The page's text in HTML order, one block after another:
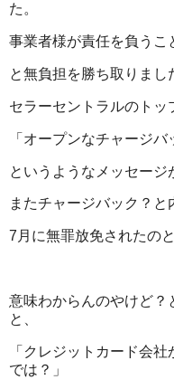
た。
事業者様が責任を負うこ
と無負担を勝ち取りまし
セラーセントラルのトッ
「オープンなチャージバ
というようなメッセージ
またチャージバック？と
7月に無罪放免されたの
意味わからんのやけど？
と、
「クレジットカード会
では？」